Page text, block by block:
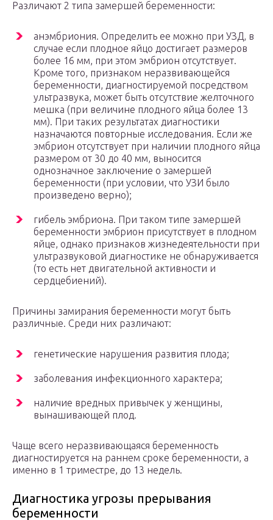
Различают 2 типа замершей беременности:
анэмбриония. Определить ее можно при УЗД, в
случае если плодное яйцо достигает размеров
более 16 мм, при этом эмбрион отсутствует.
Кроме того, признаком неразвивающейся
беременности, диагностируемой посредством
ультразвука, может быть отсутствие желточного
мешка (при величине плодного яйца более 13
мм). При таких результатах диагностики
назначаются повторные исследования. Если же
эмбрион отсутствует при наличии плодного яйца
размером от 30 до 40 мм, выносится
однозначное заключение о замершей
беременности (при условии, что УЗИ было
произведено верно);
гибель эмбриона. При таком типе замершей
беременности эмбрион присутствует в плодном
яйце, однако признаков жизнедеятельности при
ультразвуковой диагностике не обнаруживается
(то есть нет двигательной активности и
сердцебиений).
Причины замирания беременности могут быть
различные. Среди них различают:
генетические нарушения развития плода;
заболевания инфекционного характера;
наличие вредных привычек у женщины,
вынашивающей плод.
Чаще всего неразвивающаяся беременность
диагностируется на раннем сроке беременности, а
именно в 1 триместре, до 13 недель.
Диагностика угрозы прерывания
беременности